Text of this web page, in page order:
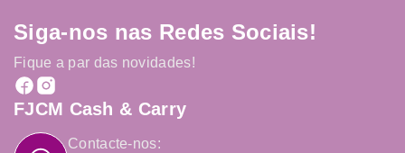
Siga-nos nas Redes Sociais!
Fique a par das novidades!
FJCM Cash & Carry
Contacte-nos: